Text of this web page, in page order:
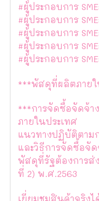
#ผู้ประกอบการ
#ผู้ประกอบการ
#ผู้ประกอบการ
#ผู้ประกอบการ
#ผู้ประกอบการ
***พัสดุที่ผลิตภายใ
***การจัดซื้อจัดจ้า
ภายในประเทศ
แนวทางปฏิบัติตาม
และวิธีการจัดซื้อจัด
พัสดุที่รัฐต้องการ
ที่ 2) พ.ศ.2563
เยี่ยมชมสินค้าจริงไ